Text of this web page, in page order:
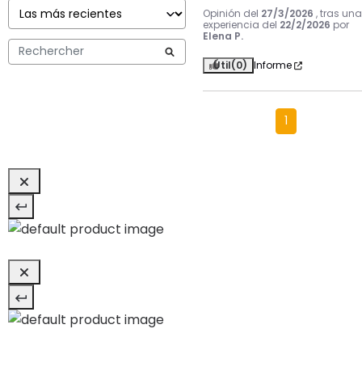
Opinión del 27/3/2026 , tras una
experiencia del 22/2/2026 por
Elena P.
Útil(0) Informe
1